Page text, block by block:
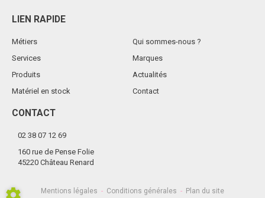
LIEN RAPIDE
Métiers
Services
Produits
Matériel en stock
Qui sommes-nous ?
Marques
Actualités
Contact
CONTACT
02 38 07 12 69
160 rue de Pense Folie
45220 Château Renard
Mentions légales - Conditions générales - Plan du site